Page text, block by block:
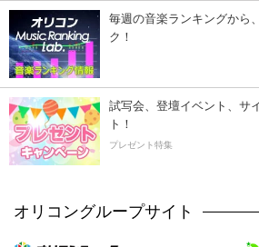
毎週の音楽ランキングから
ク！
試写会、登壇イベント、サ
ト！
プレゼント特集
オリコングループサイト